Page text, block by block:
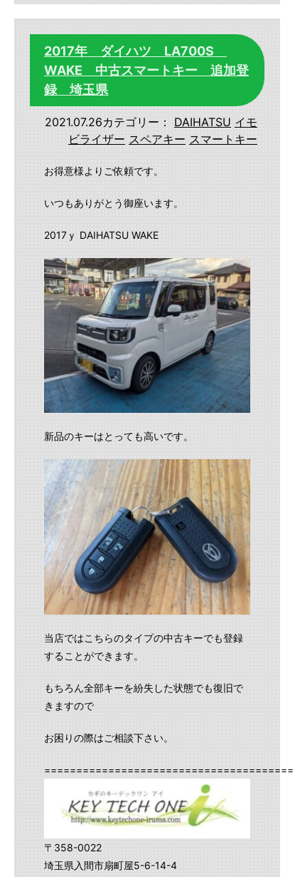
2017年 ダイハツ LA700S
WAKE 中古スマートキー 追加登
録 埼玉県
2021.07.26カテゴリー： DAIHATSU イモ
ビライザー スペアキー スマートキー
お得意様よりご依頼です。
いつもありがとう御座います。
2017ｙ DAIHATSU WAKE
新品のキーはとっても高いです。
当店ではこちらのタイプの中古キーでも登録
することができます。
もちろん全部キーを紛失した状態でも復旧で
きますので
お困りの際はご相談下さい。
〒358-0022
埼玉県入間市扇町屋5-6-14-4